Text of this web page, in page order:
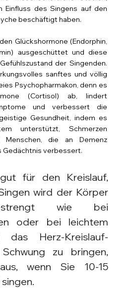
Einfluss des Singens auf den
beschäftigt haben.
Glückshormone (Endorphin,
ausgeschüttet und diese
der Singenden.
sanftes und völlig
Psychopharmakon, denn es
(Cortisol) ab, lindert
und verbessert die
Gesundheit, indem es
unterstützt, Schmerzen
die an Demenz
Gedächtnis verbessert.
für den Kreislauf,
wird der Körper
wie bei
oder bei leichtem
Herz-Kreislauf-
zu bringen,
wenn Sie 10-15